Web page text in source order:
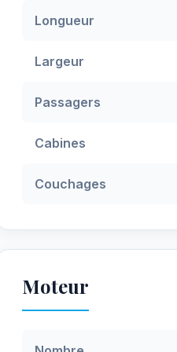
Longueur
Largeur
Passagers
Cabines
Couchages
Moteur